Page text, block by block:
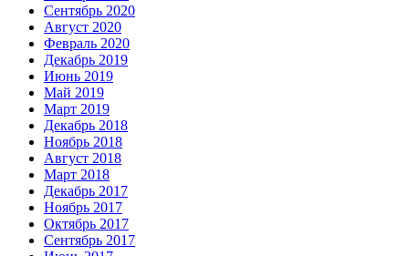
Сентябрь 2020
Август 2020
Февраль 2020
Декабрь 2019
Июнь 2019
Май 2019
Март 2019
Декабрь 2018
Ноябрь 2018
Август 2018
Март 2018
Декабрь 2017
Ноябрь 2017
Октябрь 2017
Сентябрь 2017